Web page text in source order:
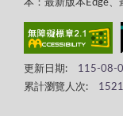
本：最新版本Edge
更新日期:
115-08-
累計瀏覽人次: